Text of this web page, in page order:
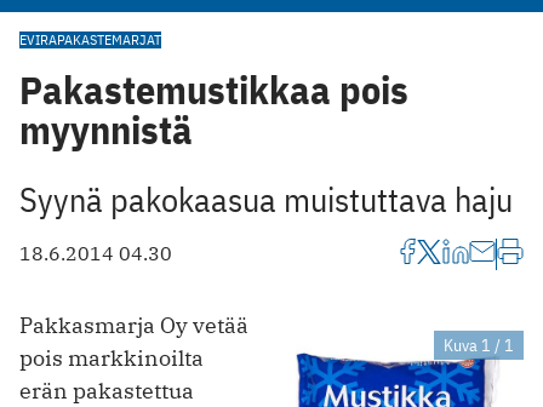
EVIRAPAKASTEMARJAT
Pakastemustikkaa pois
myynnistä
Syynä pakokaasua muistuttava haju
18.6.2014 04.30
Kuva 1 / 1
Pakkasmarja Oy vetää
pois markkinoilta
erän pakastettua